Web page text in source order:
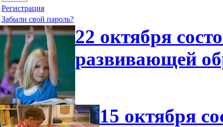
Регистрация
Забыли свой пароль?
22 октября
развивающей
15 октября